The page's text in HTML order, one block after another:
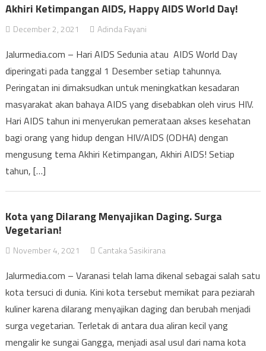
Akhiri Ketimpangan AIDS, Happy AIDS World Day!
December 2, 2021 Adinda Fayani
Jalurmedia.com – Hari AIDS Sedunia atau AIDS World Day
diperingati pada tanggal 1 Desember setiap tahunnya.
Peringatan ini dimaksudkan untuk meningkatkan kesadaran
masyarakat akan bahaya AIDS yang disebabkan oleh virus HIV.
Hari AIDS tahun ini menyerukan pemerataan akses kesehatan
bagi orang yang hidup dengan HIV/AIDS (ODHA) dengan
mengusung tema Akhiri Ketimpangan, Akhiri AIDS! Setiap
tahun, […]
Kota yang Dilarang Menyajikan Daging. Surga
Vegetarian!
November 4, 2021 Cantaka Sasikirana
Jalurmedia.com – Varanasi telah lama dikenal sebagai salah satu
kota tersuci di dunia. Kini kota tersebut memikat para peziarah
kuliner karena dilarang menyajikan daging dan berubah menjadi
surga vegetarian. Terletak di antara dua aliran kecil yang
mengalir ke sungai Gangga, menjadi asal usul dari nama kota